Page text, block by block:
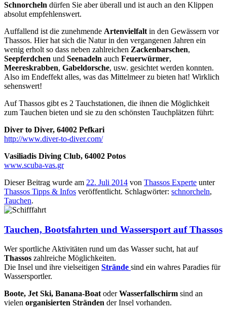
Schnorcheln dürfen Sie aber überall und ist auch an den Klippen
absolut empfehlenswert.
Auffallend ist die zunehmende Artenvielfalt in den Gewässern vor
Thassos. Hier hat sich die Natur in den vergangenen Jahren ein
wenig erholt so dass neben zahlreichen Zackenbarschen,
Seepferdchen und Seenadeln auch Feuerwürmer,
Meereskrabben, Gabeldorsche, usw. gesichtet werden konnten.
Also im Endeffekt alles, was das Mittelmeer zu bieten hat! Wirklich
sehenswert!
Auf Thassos gibt es 2 Tauchstationen, die ihnen die Möglichkeit
zum Tauchen bieten und sie zu den schönsten Tauchplätzen führt:
Diver to Diver, 64002 Pefkari
http://www.diver-to-diver.com/
Vasiliadis Diving Club, 64002 Potos
www.scuba-vas.gr
Dieser Beitrag wurde am 22. Juli 2014 von Thassos Experte unter
Thassos Tipps & Infos veröffentlicht. Schlagwörter: schnorcheln,
Tauchen.
Tauchen, Bootsfahrten und Wassersport auf Thassos
Wer sportliche Aktivitäten rund um das Wasser sucht, hat auf
Thassos zahlreiche Möglichkeiten.
Die Insel und ihre vielseitigen Strände sind ein wahres Paradies für
Wassersportler.
Boote, Jet Ski, Banana-BoatoderWasserfallschirm sind an
vielen organisierten Stränden der Insel vorhanden.